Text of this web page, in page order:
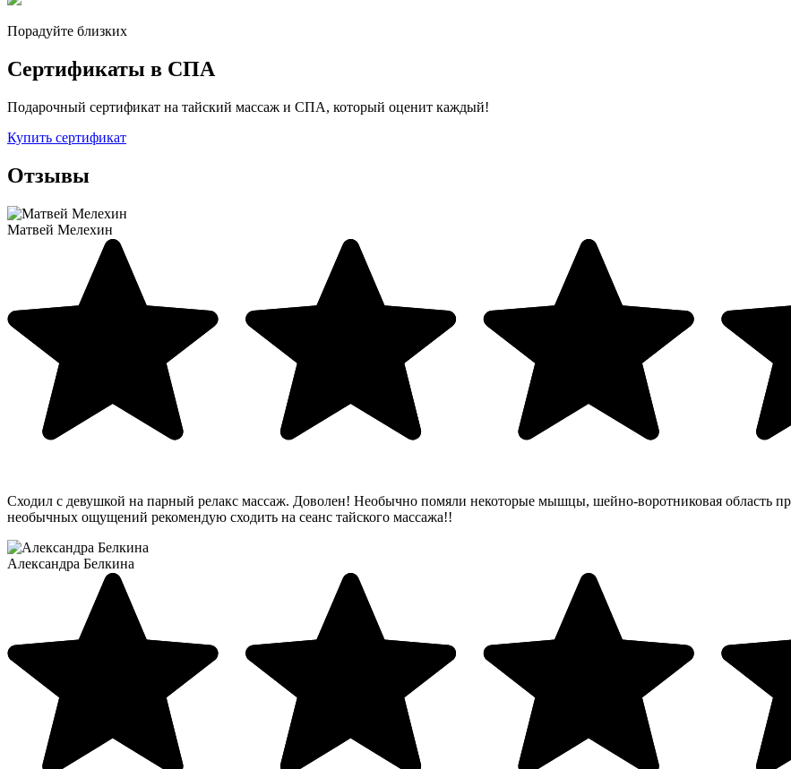
Порадуйте близких
Сертификаты в СПА
Подарочный сертификат на тайский массаж и CПА, который оценит каждый!
Купить сертификат
Отзывы
Матвей Мелехин
Сходил с девушкой на парный релакс массаж. Доволен! Необычно помяли некоторые мышцы, шейно-воротниковая область
необычных ощущений рекомендую сходить на сеанс тайского массажа!!
Александра Белкина